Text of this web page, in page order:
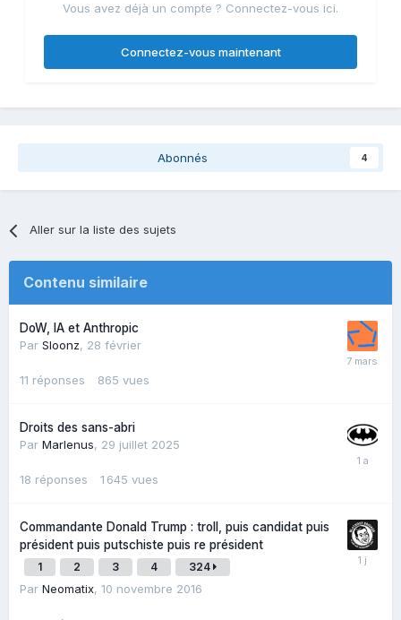
Vous avez déjà un compte ? Connectez-vous ici.
Connectez-vous maintenant
Abonnés 4
Aller sur la liste des sujets
Contenu similaire
DoW, IA et Anthropic
Par Sloonz, 28 février
11 réponses 865 vues
Droits des sans-abri
Par Marlenus, 29 juillet 2025
18 réponses 1 645 vues
Commandante Donald Trump : troll, puis candidat puis
président puis putschiste puis re président
1 2 3 4 324
Par Neomatix, 10 novembre 2016